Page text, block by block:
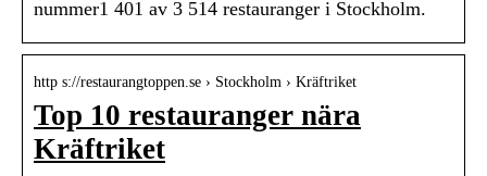
nummer1 401 av 3 514 restauranger i Stockholm.
http s://restaurangtoppen.se › Stockholm › Kräftriket
Top 10 restauranger nära
Kräftriket